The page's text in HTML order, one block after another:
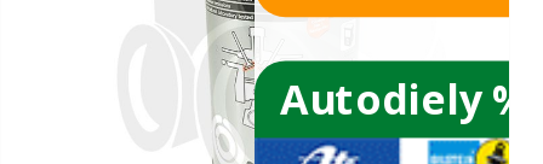
Autodiely %